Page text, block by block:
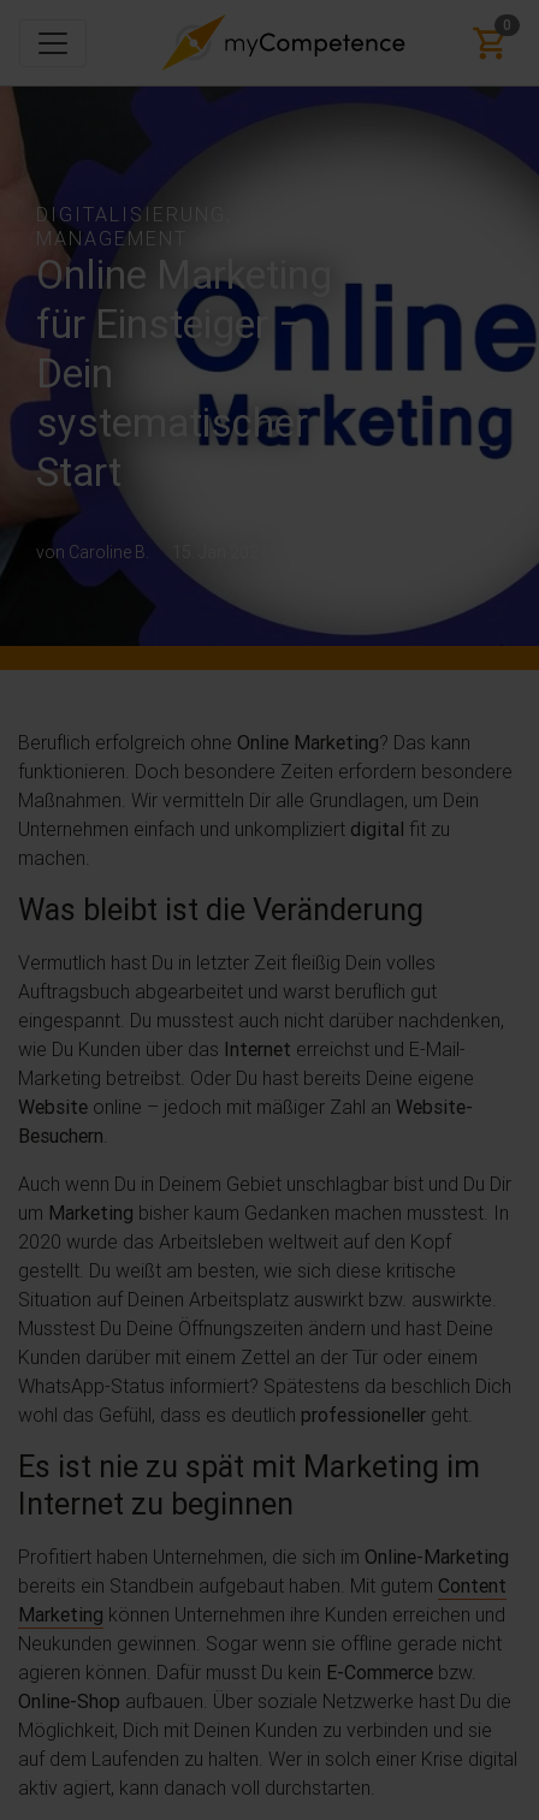
0
DIGITALISIERUNG,
MANAGEMENT
Online Marketing
für Einsteiger –
Dein
systematischer
Start
von Caroline B.
Beruflich erfolgreich ohne Online Marketing? Das kann
funktionieren. Doch besondere Zeiten erfordern besondere
Maßnahmen. Wir vermitteln Dir alle Grundlagen, um Dein
Unternehmen einfach und unkompliziert digital fit zu
machen.
Was bleibt ist die Veränderung
Vermutlich hast Du in letzter Zeit fleißig Dein volles
Auftragsbuch abgearbeitet und warst beruflich gut
eingespannt. Du musstest auch nicht darüber nachdenken,
wie Du Kunden über das Internet erreichst und E-Mail-
Marketing betreibst. Oder Du hast bereits Deine eigene
Website online – jedoch mit mäßiger Zahl an Website-
Besuchern.
Auch wenn Du in Deinem Gebiet unschlagbar bist und Du Dir
um Marketing bisher kaum Gedanken machen musstest. In
2020 wurde das Arbeitsleben weltweit auf den Kopf
gestellt. Du weißt am besten, wie sich diese kritische
Situation auf Deinen Arbeitsplatz auswirkt bzw. auswirkte.
Musstest Du Deine Öffnungszeiten ändern und hast Deine
Kunden darüber mit einem Zettel an der Tür oder einem
WhatsApp-Status informiert? Spätestens da beschlich Dich
wohl das Gefühl, dass es deutlich professioneller geht.
Es ist nie zu spät mit Marketing im
Internet zu beginnen
Profitiert haben Unternehmen, die sich im Online-Marketing
bereits ein Standbein aufgebaut haben. Mit gutem Content
Marketing können Unternehmen ihre Kunden erreichen und
Neukunden gewinnen. Sogar wenn sie offline gerade nicht
agieren können. Dafür musst Du kein E-Commerce bzw.
Online-Shop aufbauen. Über soziale Netzwerke hast Du die
Möglichkeit, Dich mit Deinen Kunden zu verbinden und sie
auf dem Laufenden zu halten. Wer in solch einer Krise digital
aktiv agiert, kann danach voll durchstarten.